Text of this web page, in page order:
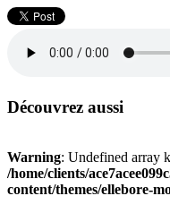
Découvrez aussi
Warning: Undefined array
/home/clients/
content/themes/ellebore-